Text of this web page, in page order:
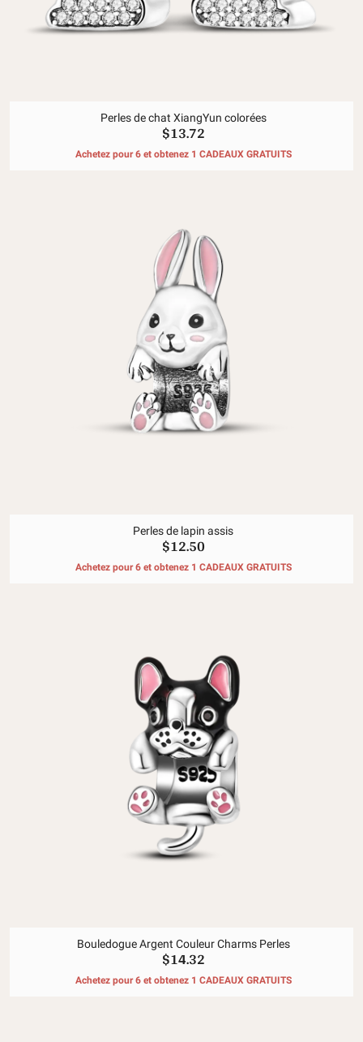
Perles de chat XiangYun colorées
$13.72
Achetez pour 6 et obtenez 1 CADEAUX GRATUITS
Perles de lapin assis
$12.50
Achetez pour 6 et obtenez 1 CADEAUX GRATUITS
Bouledogue Argent Couleur Charms Perles
$14.32
Achetez pour 6 et obtenez 1 CADEAUX GRATUITS